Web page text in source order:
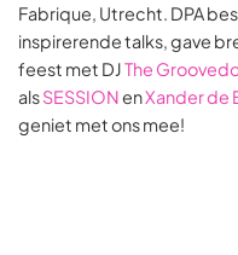
Fabrique, Utrecht. DPA
inspirerende talks, gave
feest met DJThe
alsSESSIONenXander de
geniet met ons mee!